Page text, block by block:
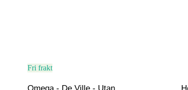
Fri frakt